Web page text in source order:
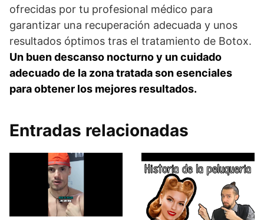
ofrecidas por tu profesional médico para
garantizar una recuperación adecuada y unos
resultados óptimos tras el tratamiento de Botox.
Un buen descanso nocturno y un cuidado
adecuado de la zona tratada son esenciales
para obtener los mejores resultados.
Entradas relacionadas